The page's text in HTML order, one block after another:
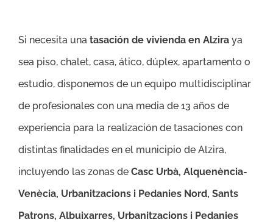
Si necesita una tasación de vivienda en Alzira ya
sea piso, chalet, casa, ático, dúplex, apartamento o
estudio, disponemos de un equipo multidisciplinar
de profesionales con una media de 13 años de
experiencia para la realización de tasaciones con
distintas finalidades en el municipio de Alzira,
incluyendo las zonas de Casc Urbà, Alquenència-
Venècia, Urbanitzacions i Pedanies Nord, Sants
Patrons, Albuixarres, Urbanitzacions i Pedanies